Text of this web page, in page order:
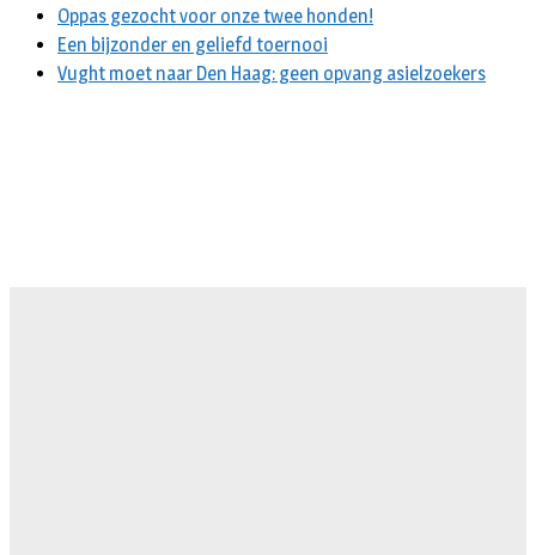
Oppas gezocht voor onze twee honden!
Een bijzonder en geliefd toernooi
Vught moet naar Den Haag: geen opvang asielzoekers